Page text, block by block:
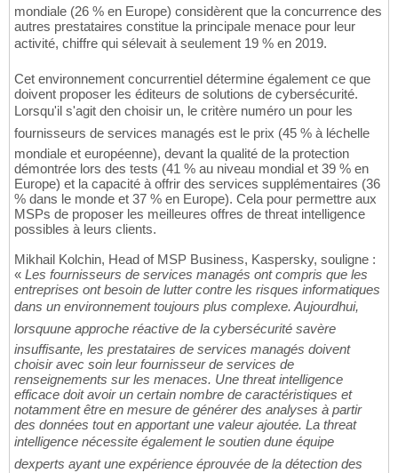
mondiale (26 % en Europe) considèrent que la concurrence des
autres prestataires constitue la principale menace pour leur
activité, chiffre qui sélevait à seulement 19 % en 2019.
Cet environnement concurrentiel détermine également ce que
doivent proposer les éditeurs de solutions de cybersécurité.
Lorsqu'il s'agit den choisir un, le critère numéro un pour les
fournisseurs de services managés est le prix (45 % à léchelle
mondiale et européenne), devant la qualité de la protection
démontrée lors des tests (41 % au niveau mondial et 39 % en
Europe) et la capacité à offrir des services supplémentaires (36
% dans le monde et 37 % en Europe). Cela pour permettre aux
MSPs de proposer les meilleures offres de threat intelligence
possibles à leurs clients.
Mikhail Kolchin, Head of MSP Business, Kaspersky, souligne :
« Les fournisseurs de services managés ont compris que les
entreprises ont besoin de lutter contre les risques informatiques
dans un environnement toujours plus complexe. Aujourdhui,
lorsquune approche réactive de la cybersécurité savère
insuffisante, les prestataires de services managés doivent
choisir avec soin leur fournisseur de services de
renseignements sur les menaces. Une threat intelligence
efficace doit avoir un certain nombre de caractéristiques et
notamment être en mesure de générer des analyses à partir
des données tout en apportant une valeur ajoutée. La threat
intelligence nécessite également le soutien dune équipe
dexperts ayant une expérience éprouvée de la détection des